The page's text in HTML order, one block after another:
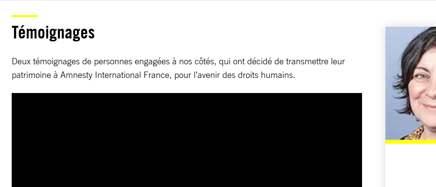
Témoignages
Deux témoignages de personnes engagées à nos côtés, qui ont décidé de transmettre leur
patrimoine à Amnesty International France, pour l’avenir des droits humains.